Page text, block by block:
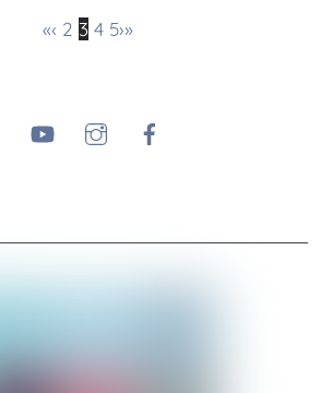
«‹ 2 3 4 5›»
YouTube Instagram